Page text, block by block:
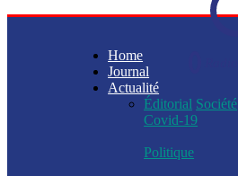
Home
Journal
Actualité
Éditorial Société
Covid-19
Politique